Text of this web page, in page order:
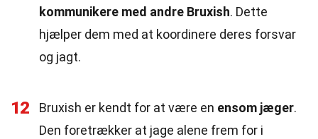
kommunikere med andre Bruxish. Dette
hjælper dem med at koordinere deres forsvar
og jagt.
12 Bruxish er kendt for at være en ensom jæger.
Den foretrækker at jage alene frem for i